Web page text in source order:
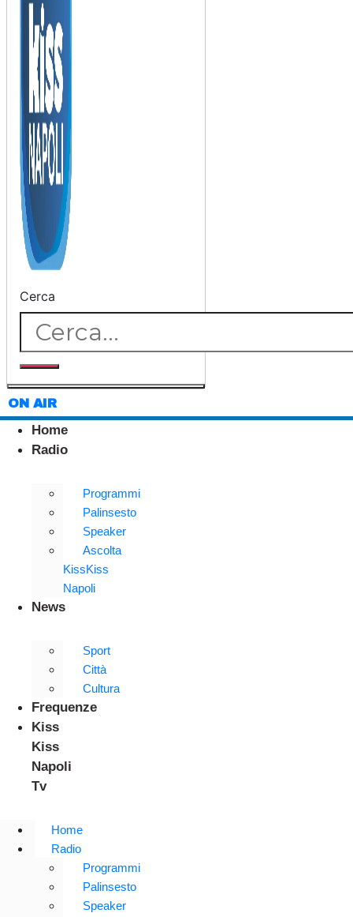
Cerca
ON AIR
Home
Radio
Programmi
Palinsesto
Speaker
Ascolta
KissKiss
Napoli
News
Sport
Città
Cultura
Frequenze
Kiss
Kiss
Napoli
Tv
Home
Radio
Programmi
Palinsesto
Speaker